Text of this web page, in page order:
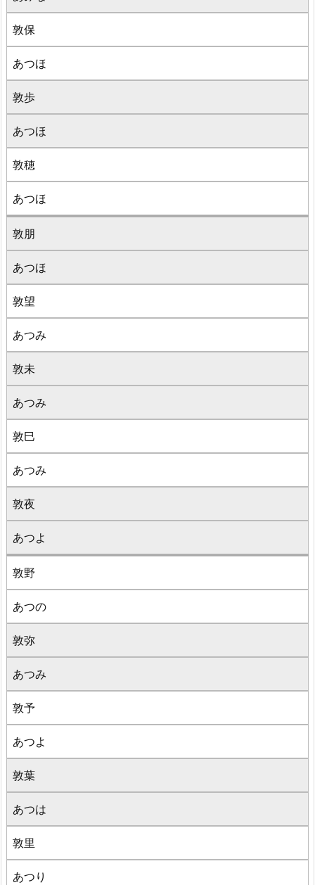
敦保
あつほ
敦歩
あつほ
敦穂
あつほ
敦朋
あつほ
敦望
あつみ
敦未
あつみ
敦巳
あつみ
敦夜
あつよ
敦野
あつの
敦弥
あつみ
敦予
あつよ
敦葉
あつは
敦里
あつり